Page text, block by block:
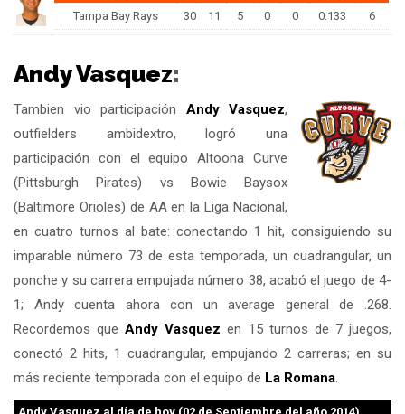
Tampa Bay Rays
30 11 5 0 0 0.133 6
Andy Vasquez:
Tambien vio participación Andy Vasquez,
outfielders ambidextro, logró una
participación con el equipo Altoona Curve
(Pittsburgh Pirates) vs Bowie Baysox
(Baltimore Orioles) de AA en la Liga Nacional,
en cuatro turnos al bate: conectando 1 hit, consiguiendo su
imparable número 73 de esta temporada, un cuadrangular, un
ponche y su carrera empujada número 38, acabó el juego de 4-
1; Andy cuenta ahora con un average general de .268.
Recordemos queAndy Vasquez en 15 turnos de 7 juegos,
conectó 2 hits, 1 cuadrangular, empujando 2 carreras; en su
más reciente temporada con el equipo de La Romana.